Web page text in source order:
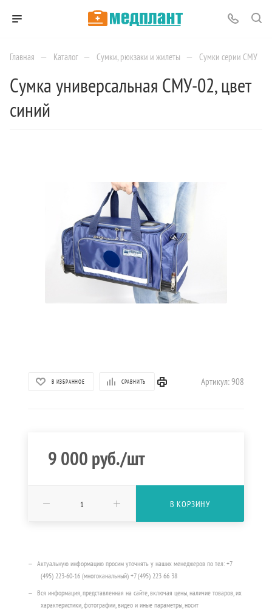
Главная — Каталог — Сумки, рюкзаки и жилеты — Сумки серии СМУ
Сумка универсальная СМУ-02, цвет
синий
В ИЗБРАННОЕ СРАВНИТЬ Артикул:908
9 000руб./шт
В КОРЗИНУ
Актуальную информацию просим уточнять у наших менеджеров по тел: +7
(495) 223-60-16 (многоканальный) +7 (495) 223 66 38
Вся информация, представленная на сайте, включая цены, наличие товаров, их
характеристики, фотографии, видео и иные параметры, носит